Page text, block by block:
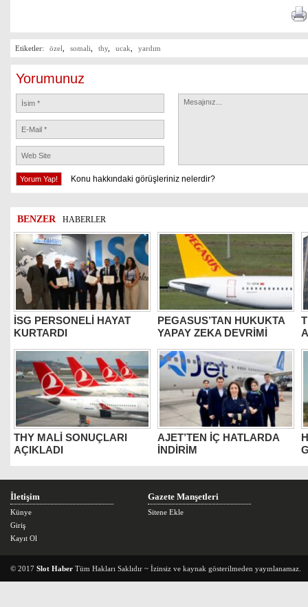
Etiketler: özel somali thy, ucak yardım
Yorumunuz
Konu hakkındaki görüşleriniz nelerdir?
BENZER HABERLER
İSG PERSONELİ HAYAT
KURTARDI
PEGASUS’TAN HUKUKTA
YAPAY ZEKA DEVRİMİ
THY MALİ SONUÇLARI
AÇIKLADI
AJET’TEN İÇ HATLARDA
İNDİRİM
İletişim
Künye
Giriş
Kayıt Ol
Gazete Manşetleri
Sitene Ekle
© 2017 Slot Haber Tüm Hakları Saklıdır ~ İzinsiz ve kaynak gösterilmeden yayınlanamaz.